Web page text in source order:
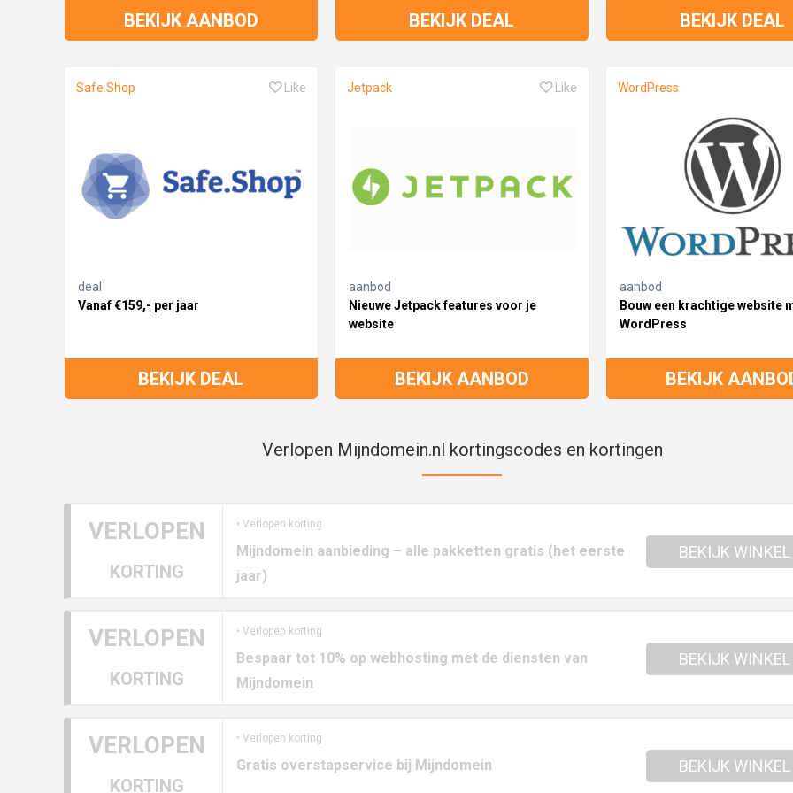
BEKIJK AANBOD BEKIJK DEAL BEKIJK DEAL
Safe.Shop Like
deal
Vanaf €159,- per jaar
BEKIJK DEAL
Jetpack Like
aanbod
Nieuwe Jetpack features voor je
website
BEKIJK AANBOD
WordPress
aanbod
Bouw een krachtige website
WordPress
BEKIJK
Verlopen Mijndomein.nl kortingscodes en kortingen
VERLOPEN
KORTING
• Verlopen korting
Mijndomein aanbieding – alle pakketten gratis (het eerste
jaar)
BEKIJK WINKEL
VERLOPEN
KORTING
• Verlopen korting
Bespaar tot 10% op webhosting met de diensten van
Mijndomein
BEKIJK WINKEL
VERLOPEN
KORTING
• Verlopen korting
Gratis overstapservice bij Mijndomein BEKIJK WINKEL